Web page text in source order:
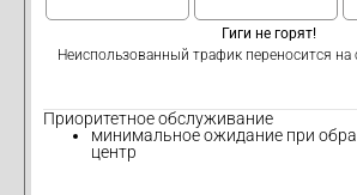
Гиги не горят!
Неиспользованный трафик переносится
Приоритетное обслуживание
минимальное ожидание при
центр